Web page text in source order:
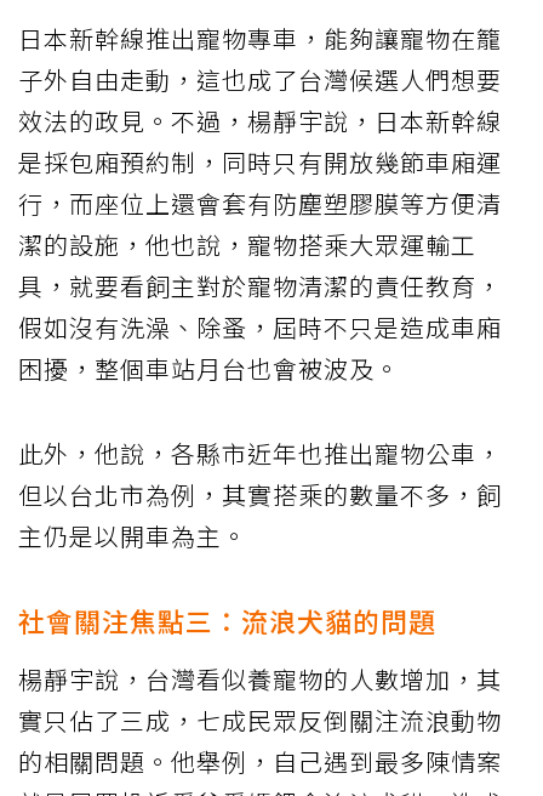
日本新幹線推出寵物專車，能夠讓寵物在籠
子外自由走動，這也成了台灣候選人們想要
效法的政見。不過，楊靜宇說，日本新幹線
是採包廂預約制，同時只有開放幾節車廂運
行，而座位上還會套有防塵塑膠膜等方便清
潔的設施，他也說，寵物搭乘大眾運輸工
具，就要看飼主對於寵物清潔的責任教育，
假如沒有洗澡、除蚤，屆時不只是造成車廂
困擾，整個車站月台也會被波及。
此外，他說，各縣市近年也推出寵物公車，
但以台北市為例，其實搭乘的數量不多，飼
主仍是以開車為主。
社會關注焦點三：流浪犬貓的問題
楊靜宇說，台灣看似養寵物的人數增加，其
實只佔了三成，七成民眾反倒關注流浪動物
的相關問題。他舉例，自己遇到最多陳情案